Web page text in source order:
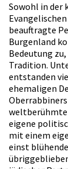
Sowohl in der
beauftragte
Burgenland
Bedeutung
Tradition.
entstanden
ehemaligen
eigene
mit einem
einst